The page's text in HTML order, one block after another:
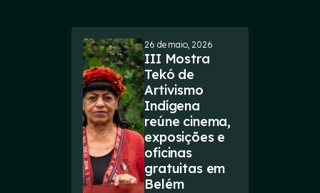
26 de maio, 2026
III Mostra
Tekó de
Artivismo
Indígena
reúne cinema,
exposições e
oficinas
gratuitas em
Belém